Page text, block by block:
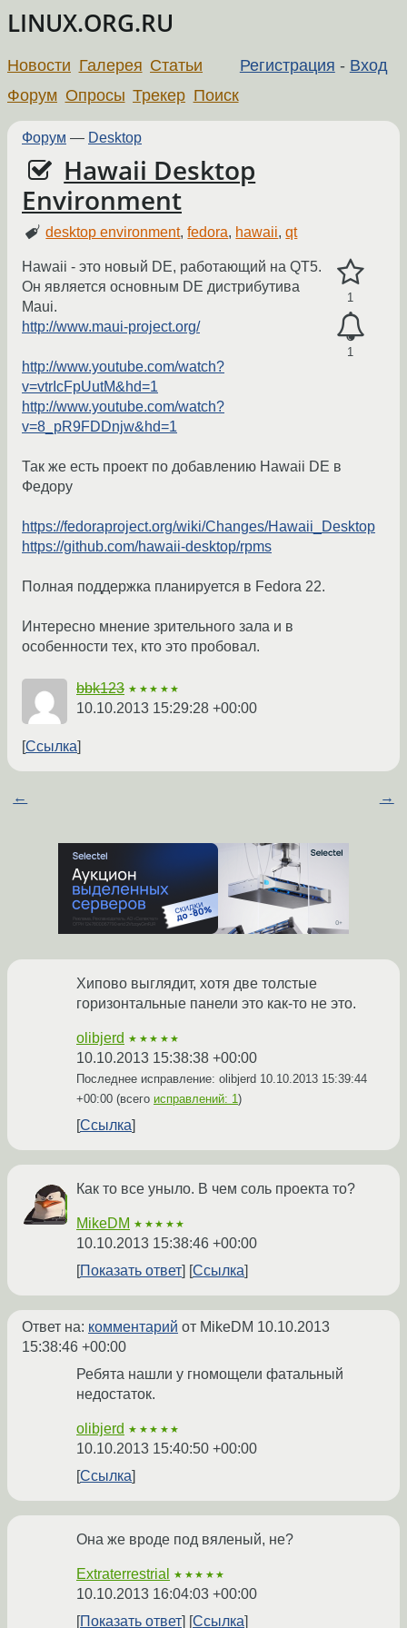
LINUX.ORG.RU
Регистрация - Вход
Новости Галерея Статьи
Форум Опросы Трекер Поиск
Форум — Desktop
Hawaii Desktop
Environment
desktop environment,fedora, hawaii,qt
1
1
Hawaii - это новый DE, работающий на QT5.
Он является основным DE дистрибутива
Maui.
http://www.maui-project.org/
http://www.youtube.com/watch?
v=vtrIcFpUutM&hd=1
http://www.youtube.com/watch?
v=8_pR9FDDnjw&hd=1
Так же есть проект по добавлению Hawaii DE в
Федору
https://fedoraproject.org/wiki/Changes/Hawaii_Desktop
https://github.com/hawaii-desktop/rpms
Полная поддержка планируется в Fedora 22.
Интересно мнение зрительного зала и в
особенности тех, кто это пробовал.
bbk123 ★★★★★
10.10.2013 15:29:28 +00:00
Ссылка
← →
Хипово выглядит, хотя две толстые
горизонтальные панели это как-то не это.
olibjerd ★★★★★
10.10.2013 15:38:38 +00:00
Последнее исправление: olibjerd 10.10.2013 15:39:44
+00:00 (всего исправлений: 1)
Ссылка
Как то все уныло. В чем соль проекта то?
MikeDM ★★★★★
10.10.2013 15:38:46 +00:00
Показать ответ
Ссылка
Ответ на: комментарий от MikeDM 10.10.2013
15:38:46 +00:00
Ребята нашли у гномощели фатальный
недостаток.
olibjerd ★★★★★
10.10.2013 15:40:50 +00:00
Ссылка
Она же вроде под вяленый, не?
Extraterrestrial ★★★★★
10.10.2013 16:04:03 +00:00
Показать ответ
Ссылка